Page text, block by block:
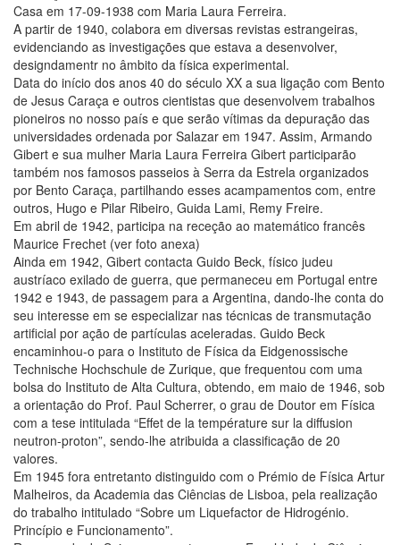
Casa em 17-09-1938 com Maria Laura Ferreira.
A partir de 1940, colabora em diversas revistas estrangeiras,
evidenciando as investigações que estava a desenvolver,
designdamentr no âmbito da física experimental.
Data do início dos anos 40 do século XX a sua ligação com Bento
de Jesus Caraça e outros cientistas que desenvolvem trabalhos
pioneiros no nosso país e que serão vítimas da depuração das
universidades ordenada por Salazar em 1947. Assim, Armando
Gibert e sua mulher Maria Laura Ferreira Gibert participarão
também nos famosos passeios à Serra da Estrela organizados
por Bento Caraça, partilhando esses acampamentos com, entre
outros, Hugo e Pilar Ribeiro, Guida Lami, Remy Freire.
Em abril de 1942, participa na receção ao matemático francês
Maurice Frechet (ver foto anexa)
Ainda em 1942, Gibert contacta Guido Beck, físico judeu
austríaco exilado de guerra, que permaneceu em Portugal entre
1942 e 1943, de passagem para a Argentina, dando-lhe conta do
seu interesse em se especializar nas técnicas de transmutação
artificial por ação de partículas aceleradas. Guido Beck
encaminhou-o para o Instituto de Física da Eidgenossische
Technische Hochschule de Zurique, que frequentou com uma
bolsa do Instituto de Alta Cultura, obtendo, em maio de 1946, sob
a orientação do Prof. Paul Scherrer, o grau de Doutor em Física
com a tese intitulada “Effet de la température sur la diffusion
neutron-proton”, sendo-lhe atribuida a classificação de 20
valores.
Em 1945 fora entretanto distinguido com o Prémio de Física Artur
Malheiros, da Academia das Ciências de Lisboa, pela realização
do trabalho intitulado “Sobre um Liquefactor de Hidrogénio.
Princípio e Funcionamento”.